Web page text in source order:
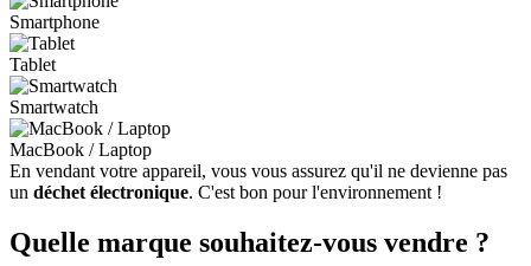
Smartphone
Tablet
Smartwatch
MacBook / Laptop
En vendant votre appareil, vous vous assurez qu'il ne devienne pas
un déchet électronique. C'est bon pour l'environnement !
Quelle marque souhaitez-vous vendre ?